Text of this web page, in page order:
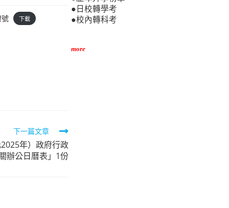
下載
下一篇文章
年）政府行政
辦公日曆表」1份
●日校轉學考
●校內轉科考
more